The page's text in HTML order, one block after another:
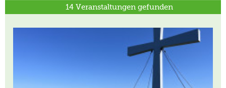
14 Veranstaltungen gefunden